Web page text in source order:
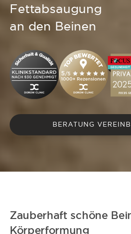
Fettabsaugung
an den Beinen
BERATUNG
Zauberhaft schöne
Körperformung